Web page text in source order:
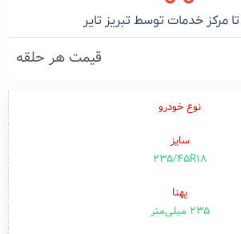
مرکز خدمات توسط تبریز تایر
قیمت هر حلقه
نوع خودرو
سایز
235/45R18
پهنا
۲۳۵ میلی‌متر